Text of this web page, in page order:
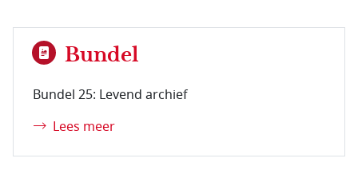
Bundel
Bundel 25: Levend archief
Lees meer